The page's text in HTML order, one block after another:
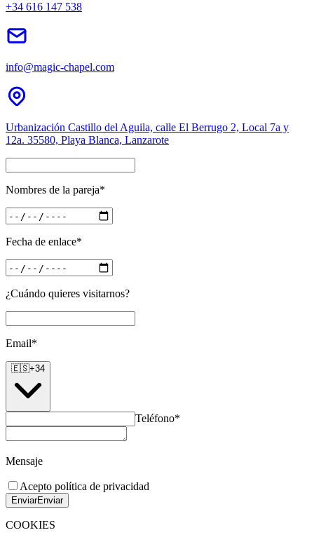
+34 616 147 538
info@magic-chapel.com
Urbanización Castillo del Aguila, calle El Berrugo 2, Local 7a y
12a. 35580, Playa Blanca, Lanzarote
Nombres de la pareja*
Fecha de enlace*
¿Cuándo quieres visitarnos?
Email*
🇪🇸+34
Teléfono*
Mensaje
Acepto política de privacidad
EnviarEnviar
COOKIES